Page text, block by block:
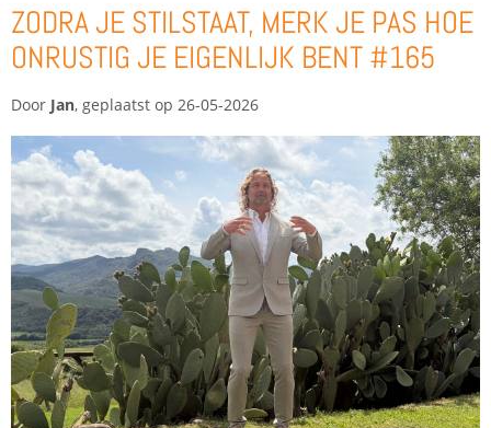
CONTACT
ZODRA JE STILSTAAT, MERK JE PAS HOE
ONRUSTIG JE EIGENLIJK BENT #165
Door Jan, geplaatst op 26-05-2026